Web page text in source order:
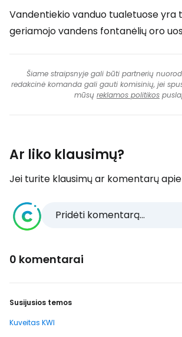
Vandentiekio vanduo tualetuose yra
geriamojo vandens fontanėlių oro
Šiame straipsnyje gali būti partnerių
redakcinė komanda gali gauti komisinių, jei
mūsų reklamos politikos
Ar liko klausimų?
Jei turite klausimų ar komentarų apie
Pridėti komentarą...
0 komentarai
Susijusios temos
Kuveitas KWI